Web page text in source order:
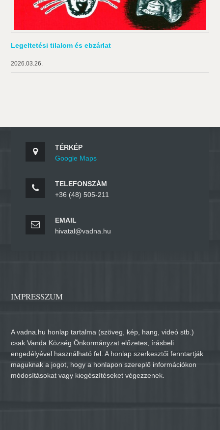
Legeltetési tilalom és ebzárlat
2026.03.26.
TÉRKÉP
Google Maps
TELEFONSZÁM
+36 (48) 505-211
EMAIL
hivatal@vadna.hu
IMPRESSZUM
A vadna.hu honlap tartalma (szöveg, kép, hang, videó stb.)
csak Vanda Község Önkormányzat előzetes, írásbeli
engedélyével használható fel. A honlap szerkesztői fenntartják
maguknak a jogot, hogy a honlapon szereplő információkon
módosításokat vagy kiegészítéseket végezzenek.